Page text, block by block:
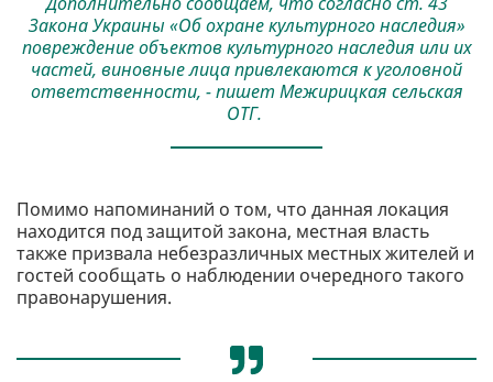
Закона Украины «Об охране культурного наследия»
повреждение объектов культурного наследия или их
частей, виновные лица привлекаются к уголовной
ответственности, - пишет Межирицкая сельская
ОТГ.
Помимо напоминаний о том, что данная локация
находится под защитой закона, местная власть
также призвала небезразличных местных жителей и
гостей сообщать о наблюдении очередного такого
правонарушения.